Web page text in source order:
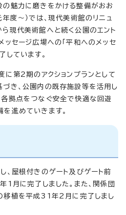
魅力に磨きをかける整備がおお
度～）では、現代美術館のリニュ
現代美術館へと続く公園のエント
ッセージ広場への「平和へのメッセ
しています。
第2期のアクションプランとして
き、公園内の既存施設等を活用し
拠点をつなぐ安全で快適な回遊
進めていきます。
、屋根付きのゲート及びゲート前
月に完了しました。また、関係団
移植を平成31年2月に完了しまし